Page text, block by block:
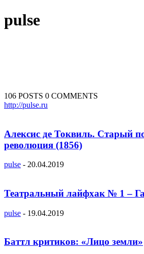
pulse
106 POSTS 0 COMMENTS
http://pulse.ru
Алексис де Токвиль. Старый
революция (1856)
pulse - 20.04.2019
Театральный лайфхак № 1 –
pulse - 19.04.2019
Баттл критиков: «Лицо земли»